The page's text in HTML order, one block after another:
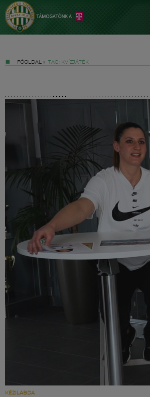
FŐOLDAL » TAG: KVÍZJÁTÉK
KÉZILABDA
Jegyek
FM YouTube +
Hírek
Labdarúgás
Szakosztályok
Meccscenter
Shop